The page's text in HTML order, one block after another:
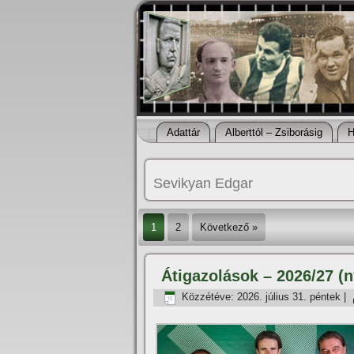
Adattár Alberttól – Zsiborásig
Sevikyan Edgar
1 2 Következő »
Átigazolások – 2026/27
Közzétéve: 2026. július 31. péntek